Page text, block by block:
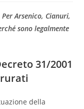
Arsenico, Cianuri,
sono legalmente
31/2001
della